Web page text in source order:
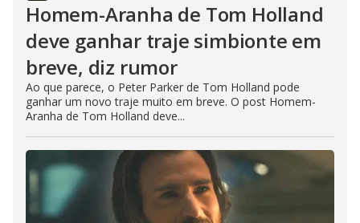
Homem-Aranha de Tom Holland
deve ganhar traje simbionte em
breve, diz rumor
Ao que parece, o Peter Parker de Tom Holland pode
ganhar um novo traje muito em breve. O post Homem-
Aranha de Tom Holland deve...